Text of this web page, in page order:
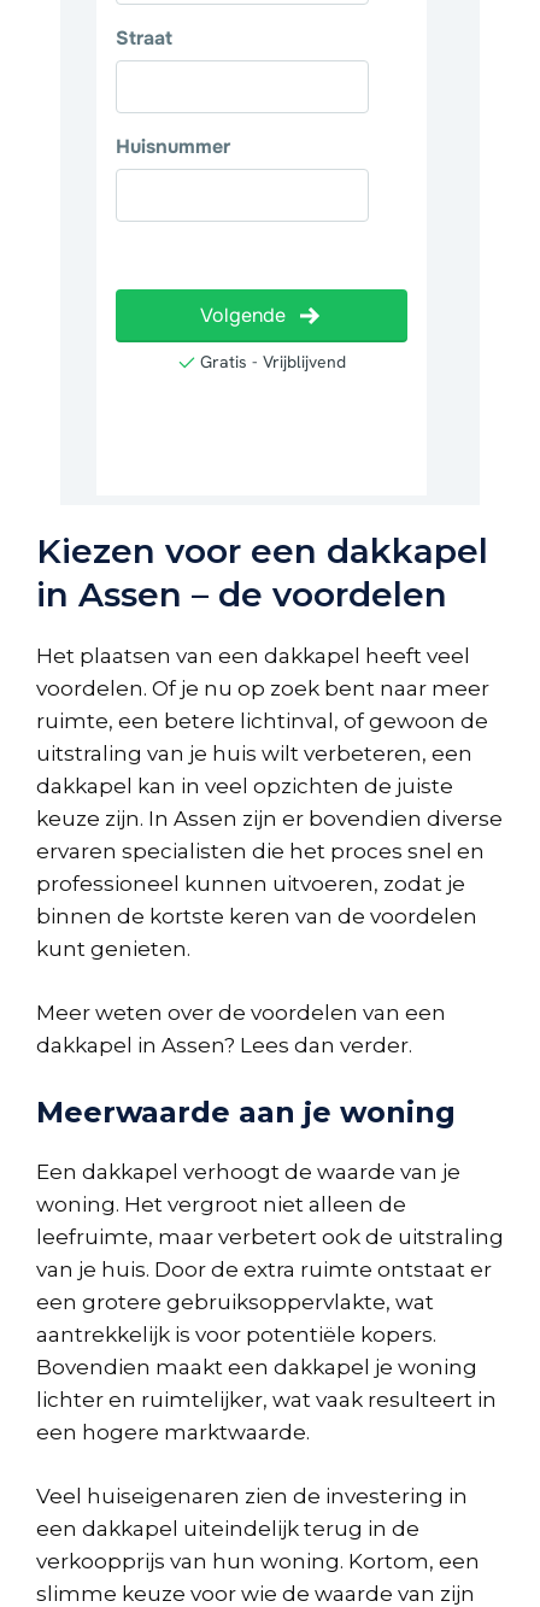
Kiezen voor een dakkapel
in Assen – de voordelen
Het plaatsen van een dakkapel heeft veel
voordelen. Of je nu op zoek bent naar meer
ruimte, een betere lichtinval, of gewoon de
uitstraling van je huis wilt verbeteren, een
dakkapel kan in veel opzichten de juiste
keuze zijn. In Assen zijn er bovendien diverse
ervaren specialisten die het proces snel en
professioneel kunnen uitvoeren, zodat je
binnen de kortste keren van de voordelen
kunt genieten.
Meer weten over de voordelen van een
dakkapel in Assen? Lees dan verder.
Meerwaarde aan je woning
Een dakkapel verhoogt de waarde van je
woning. Het vergroot niet alleen de
leefruimte, maar verbetert ook de uitstraling
van je huis. Door de extra ruimte ontstaat er
een grotere gebruiksoppervlakte, wat
aantrekkelijk is voor potentiële kopers.
Bovendien maakt een dakkapel je woning
lichter en ruimtelijker, wat vaak resulteert in
een hogere marktwaarde.
Veel huiseigenaren zien de investering in
een dakkapel uiteindelijk terug in de
verkoopprijs van hun woning. Kortom, een
slimme keuze voor wie de waarde van zijn